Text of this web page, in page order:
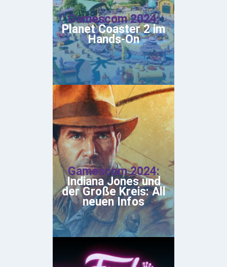
Gamescom 2024:
Planet Coaster 2 im
Hands-On
Gamescom 2024:
Indiana Jones und
der Große Kreis: All
neuen Infos